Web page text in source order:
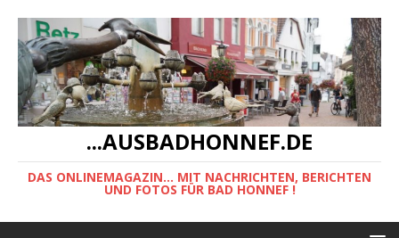
...AUSBADHONNEF.DE
DAS ONLINEMAGAZIN... MIT NACHRICHTEN, BERICHTEN
UND FOTOS FÜR BAD HONNEF !